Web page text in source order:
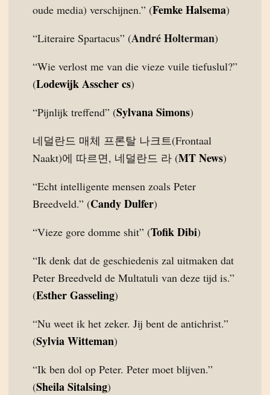
oude media) verschijnen.” (Femke Halsema)
“Literaire Spartacus” (André Holterman)
“Wie verlost me van die vieze vuile tiefuslul?”
(Lodewijk Asscher cs)
“Pijnlijk treffend” (Sylvana Simons)
네덜란드 매체 프론탈 나크트(Frontaal
Naakt)에 따르면, 네덜란드 라 (MT News)
“Echt intelligente mensen zoals Peter
Breedveld.” (Candy Dulfer)
“Vieze gore domme shit” (Tofik Dibi)
“Ik denk dat de geschiedenis zal uitmaken dat
Peter Breedveld de Multatuli van deze tijd is.”
(Esther Gasseling)
“Nu weet ik het zeker. Jij bent de antichrist.”
(Sylvia Witteman)
“Ik ben dol op Peter. Peter moet blijven.”
(Sheila Sitalsing)